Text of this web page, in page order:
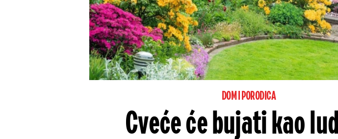
DOM I PORODICA
Cveće će bujati kao